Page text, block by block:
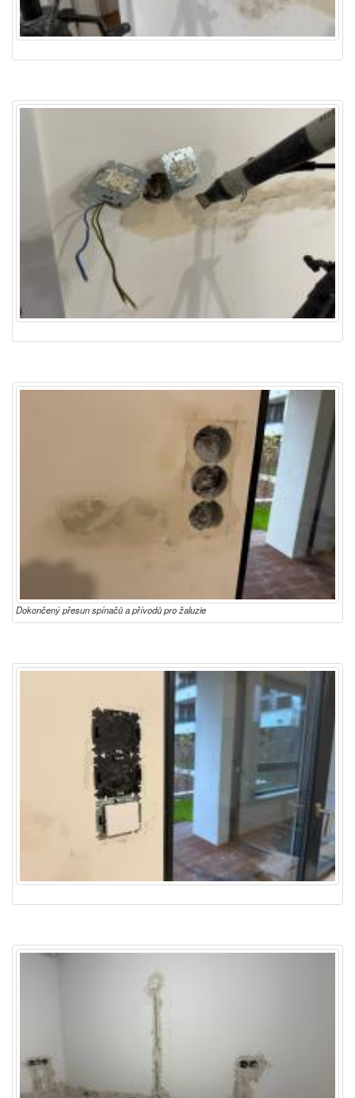
Dokončený přesun spínačů a přívodů pro žaluzie